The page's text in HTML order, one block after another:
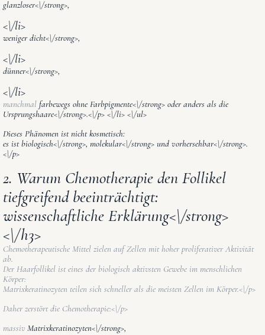
glanzloser<\/strong>,
<\/li>
weniger dicht<\/strong>,
<\/li>
dünner<\/strong>,
<\/li>
manchmal farbewegs ohne Farbpigmente<\/strong> oderanders als die
Ursprungshaare<\/strong>.<\/p> <\/li> <\/ul>
Dieses Phänomen ist nicht kosmetisch:
es istbiologisch<\/strong>, molekular<\/strong> und vorhersehbar<\/strong>.
<\/p>
2. Warum Chemotherapie den Follikel
tiefgreifend beeinträchtigt:
wissenschaftliche Erklärung<\/strong>
<\/h3>
Chemotherapeutische Mittel zielen auf Zellen mit hoher proliferativer Aktivität
ab.
Der Haarfollikel ist eines der biologisch aktivsten Gewebe im menschlichen
Körper:
Matrixkeratinozyten teilen sich schneller als die meisten Zellen im Körper.<\/p>
Daher zerstört die Chemotherapie:<\/p>
massiv Matrixkeratinozyten<\/strong>,